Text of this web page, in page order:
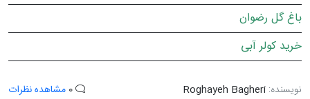
باغ گل رضوان
خرید کولر آبی
نویسنده: Roghayeh Bagheri مشاهده نظرات